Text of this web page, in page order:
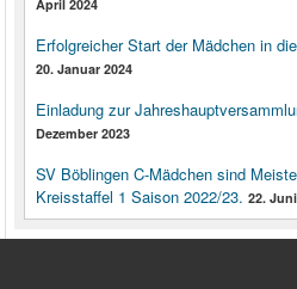
April 2024
Erfolgreicher Start der Mädchen in
20. Januar 2024
Einladung zur
Dezember 2023
SV Böblingen C-Mädchen sind
Kreisstaffel 1 Saison 2022/23. 22.